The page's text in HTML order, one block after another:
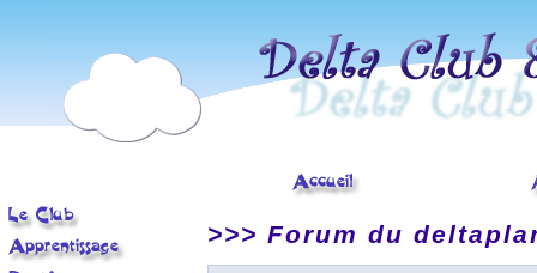
>>> Forum du